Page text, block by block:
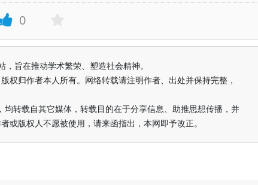
0
旨在推动学术繁荣、塑造社会精神。
权归作者本人所有。网络转载请注明作者、出处并保持完整，
均转载自其它媒体，转载目的在于分享信息、助推思想传播，并
或版权人不愿被使用，请来函指出，本网即予改正。